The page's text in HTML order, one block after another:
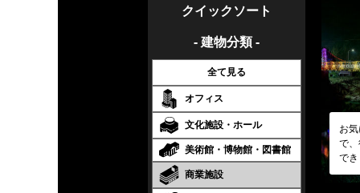
クイックソート
- 建物分類 -
全て見る
オフィス
文化施設・ホール
美術館・博物館・図書館
商業施設
お
で
で